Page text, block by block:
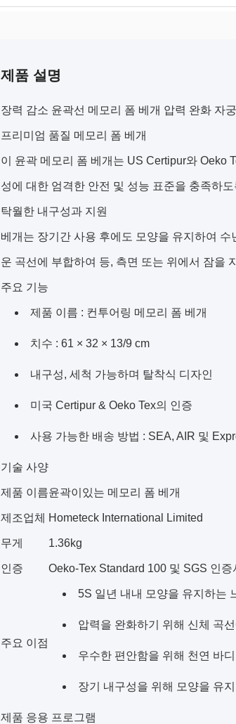
제품 설명
장력 감소 윤곽선 메모리 폼 베개 압력 완화 자
프리미엄 품질 메모리 폼 베개
이 윤곽 메모리 폼 베개는 US Certipur와 Oeko
성에 대한 엄격한 안전 및 성능 표준을 충족하
탁월한 내구성과 지원
베개는 장기간 사용 후에도 모양을 유지하여
운 곡선에 부합하여 등, 측면 또는 위에서 잠을
주요 기능
제품 이름 : 컨투어링 메모리 폼 베개
치수 : 61 × 32 × 13/9 cm
내구성, 세척 가능하며 탈착식 디자인
미국 Certipur & Oeko Tex의 인증
사용 가능한 배송 방법 : SEA, AIR 및
기술 사양
제품 이름윤곽이있는 메모리 폼 베개
제조업체 Hometeck International Limited
무게 1.36kg
인증 Oeko-Tex Standard 100 및 SGS 인증
주요 이점
5S 일년 내내 모양을 유지하는
압력을 완화하기 위해 신체 곡
우수한 편안함을 위해 천연 바
장기 내구성을 위해 모양을 유
제품 응용 프로그램